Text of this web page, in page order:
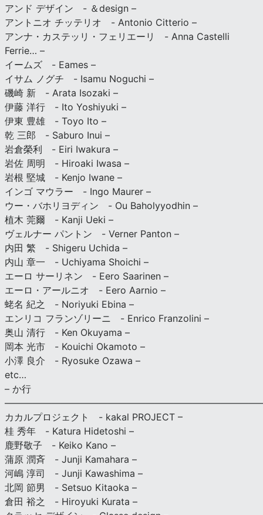
アンド デザイン - ＆design –
アントニオ チッテリオ - Antonio Citterio –
アンナ・カステッリ・フェリエーリ - Anna Castelli
Ferrie… –
イームズ - Eames –
イサム ノグチ - Isamu Noguchi –
磯崎 新 - Arata Isozaki –
伊藤 洋行 - Ito Yoshiyuki –
伊東 豊雄 - Toyo Ito –
乾 三郎 - Saburo Inui –
岩倉榮利 - Eiri Iwakura –
岩佐 周明 - Hiroaki Iwasa –
岩根 堅城 - Kenjo Iwane –
インゴ マウラー - Ingo Maurer –
ウー・バホリヨディン - Ou Baholyyodhin –
植木 莞爾 - Kanji Ueki –
ヴェルナー パントン - Verner Panton –
内田 繁 - Shigeru Uchida –
内山 章一 - Uchiyama Shoichi –
エーロ サーリネン - Eero Saarinen –
エーロ・アールニオ - Eero Aarnio –
蛯名 紀之 - Noriyuki Ebina –
エンリコ フランゾリーニ - Enrico Franzolini –
奥山 清行 - Ken Okuyama –
岡本 光市 - Kouichi Okamoto –
小澤 良介 - Ryosuke Ozawa –
etc…
– か行
カカルプロジェクト - kakal PROJECT –
桂 秀年 - Katura Hidetoshi –
鹿野敬子 - Keiko Kano –
蒲原 潤斉 - Junji Kamahara –
河嶋 淳司 - Junji Kawashima –
北岡 節男 - Setsuo Kitaoka –
倉田 裕之 - Hiroyuki Kurata –